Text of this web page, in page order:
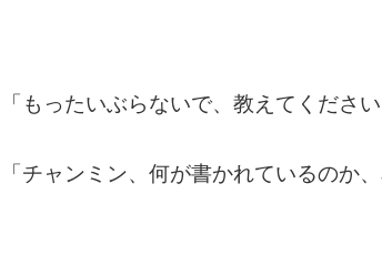
「もったいぶらないで、教えてくださ
「チャンミン、何が書かれているのか